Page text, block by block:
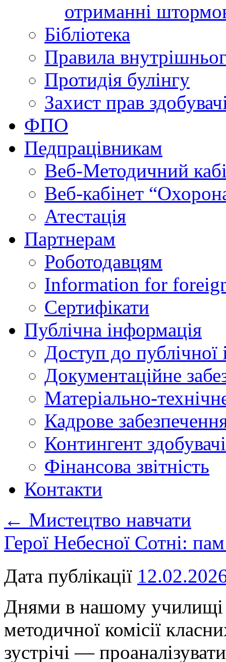
отриманні
Бібліотека
Правила
Протидія булінгу
Захист прав
ФПО
Педпрацівникам
Веб-Методичний
Веб-кабінет
Атестація
Партнерам
Роботодавцям
Information for
Сертифікати
Публічна інформація
Доступ до публічної
Документаційне
Матеріально-
Кадрове
Контингент
Фінансова звітність
Контакти
← Мистецтво навчати
Герої Небесної Сотні:
Дата публікації
Днями в нашому училищі
методичної комісії
зустрічі —